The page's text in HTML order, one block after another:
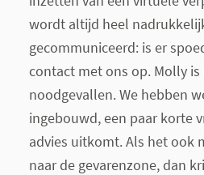
wordt altijd heel
gecommuniceerd: is er
contact met ons op. Molly
noodgevallen. We hebben
ingebouwd, een paar korte
advies uitkomt. Als het ook
naar de gevarenzone, dan